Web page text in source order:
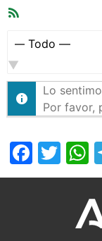
Mostrar:
Lo
Por favor,